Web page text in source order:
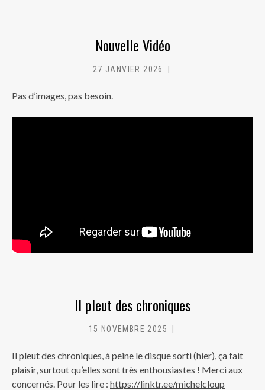
Nouvelle Vidéo
27 JANVIER 2026
Pas d’images, pas besoin.
Il pleut des chroniques
15 NOVEMBRE 2025
Il pleut des chroniques, à peine le disque sorti (hier), ça fait
plaisir, surtout qu’elles sont très enthousiastes ! Merci aux
concernés. Pour les lire : https://linktr.ee/michelcloup